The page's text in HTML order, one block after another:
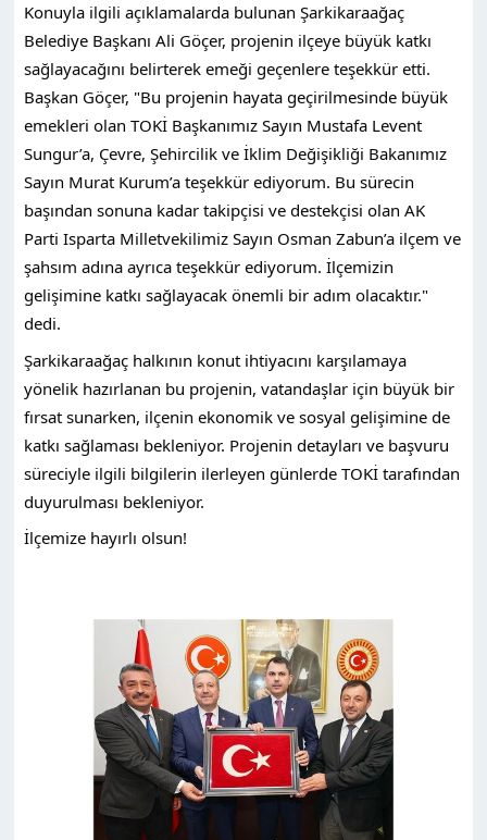
Konuyla ilgili açıklamalarda bulunan Şarkikaraağaç
Belediye Başkanı Ali Göçer, projenin ilçeye büyük katkı
sağlayacağını belirterek emeği geçenlere teşekkür etti.
Başkan Göçer, "Bu projenin hayata geçirilmesinde büyük
emekleri olan TOKİ Başkanımız Sayın Mustafa Levent
Sungur’a, Çevre, Şehircilik ve İklim Değişikliği Bakanımız
Sayın Murat Kurum’a teşekkür ediyorum. Bu sürecin
başından sonuna kadar takipçisi ve destekçisi olan AK
Parti Isparta Milletvekilimiz Sayın Osman Zabun’a ilçem ve
şahsım adına ayrıca teşekkür ediyorum. İlçemizin
gelişimine katkı sağlayacak önemli bir adım olacaktır."
dedi.
Şarkikaraağaç halkının konut ihtiyacını karşılamaya
yönelik hazırlanan bu projenin, vatandaşlar için büyük bir
fırsat sunarken, ilçenin ekonomik ve sosyal gelişimine de
katkı sağlaması bekleniyor. Projenin detayları ve başvuru
süreciyle ilgili bilgilerin ilerleyen günlerde TOKİ tarafından
duyurulması bekleniyor.
İlçemize hayırlı olsun!